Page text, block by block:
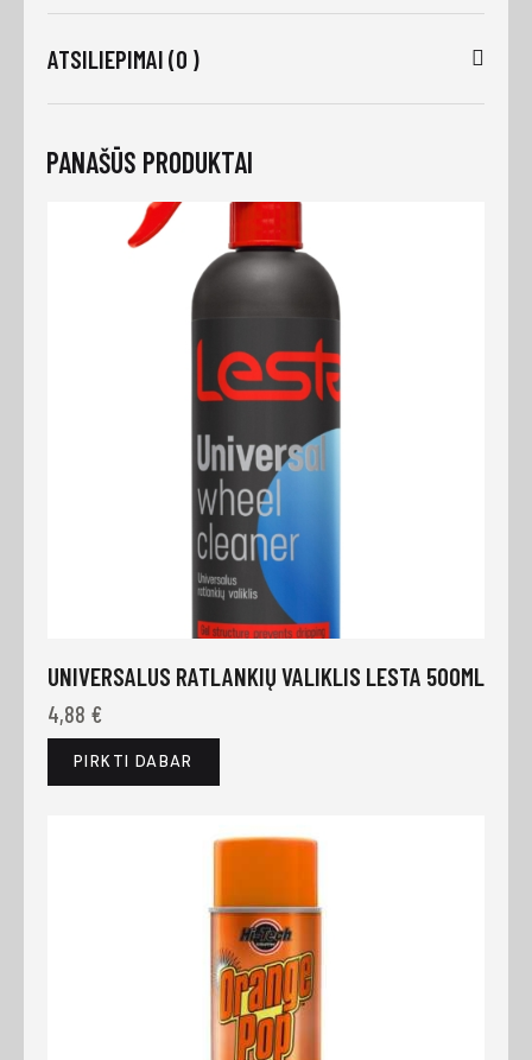
ATSILIEPIMAI (0 )
PANAŠŪS PRODUKTAI
UNIVERSALUS RATLANKIŲ VALIKLIS LESTA 500ML
4,88 €
PIRKTI DABAR